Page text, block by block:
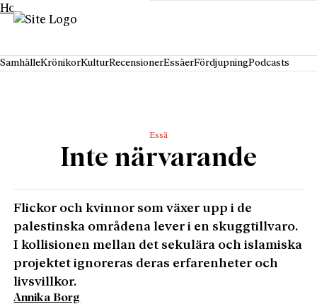
Hoppa till innehåll
SamhälleKrönikorKulturRecensionerEssäerFördjupningPodcasts
Essä
Inte närvarande
Flickor och kvinnor som växer upp i de
palestinska områdena lever i en skuggtillvaro.
I kollisionen mellan det sekulära och islamiska
projektet ignoreras deras erfarenheter och
livsvillkor.
Annika Borg